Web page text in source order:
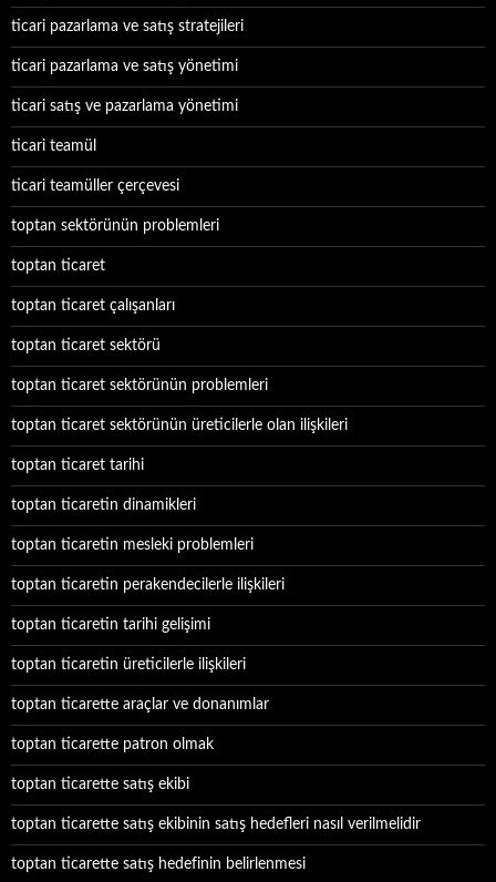
ticari pazarlama ve satış stratejileri
ticari pazarlama ve satış yönetimi
ticari satış ve pazarlama yönetimi
ticari teamül
ticari teamüller çerçevesi
toptan sektörünün problemleri
toptan ticaret
toptan ticaret çalışanları
toptan ticaret sektörü
toptan ticaret sektörünün problemleri
toptan ticaret sektörünün üreticilerle olan ilişkileri
toptan ticaret tarihi
toptan ticaretin dinamikleri
toptan ticaretin mesleki problemleri
toptan ticaretin perakendecilerle ilişkileri
toptan ticaretin tarihi gelişimi
toptan ticaretin üreticilerle ilişkileri
toptan ticarette araçlar ve donanımlar
toptan ticarette patron olmak
toptan ticarette satış ekibi
toptan ticarette satış ekibinin satış hedefleri nasıl verilmelidir
toptan ticarette satış hedefinin belirlenmesi